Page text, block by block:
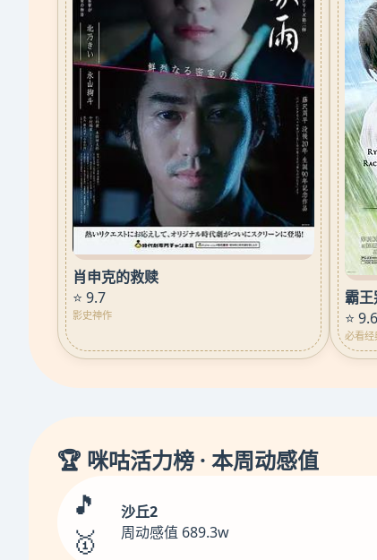
肖申克的救赎
⭐ 9.7
影史神作
霸
⭐ 9.6
必看经
🏆 咪咕活力榜 · 本周动感值
🎵
🥇
沙丘2
周动感值 689.3w